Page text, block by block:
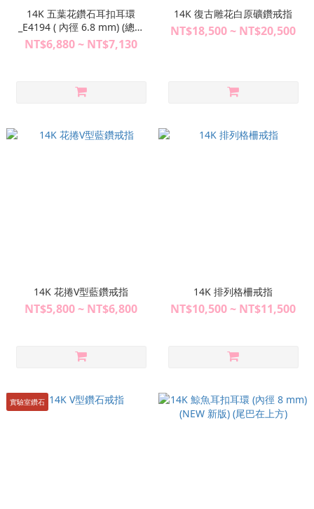
14K 五葉花鑽石耳扣耳環
_E4194 ( 內徑 6.8 mm) (總重
0.40ct) (單個)
NT$6,880 ~ NT$7,130
14K 復古雕花白原礦鑽戒指
NT$18,500 ~ NT$20,500
14K 花捲V型藍鑽戒指
NT$5,800 ~ NT$6,800
14K 排列格柵戒指
NT$10,500 ~ NT$11,500
實驗室鑽石